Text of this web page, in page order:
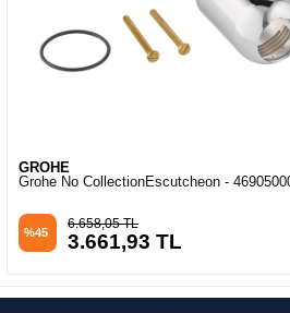
GROHE
Grohe No CollectionEscutcheon - 46905000
%45
6.658,05 TL
3.661,93 TL